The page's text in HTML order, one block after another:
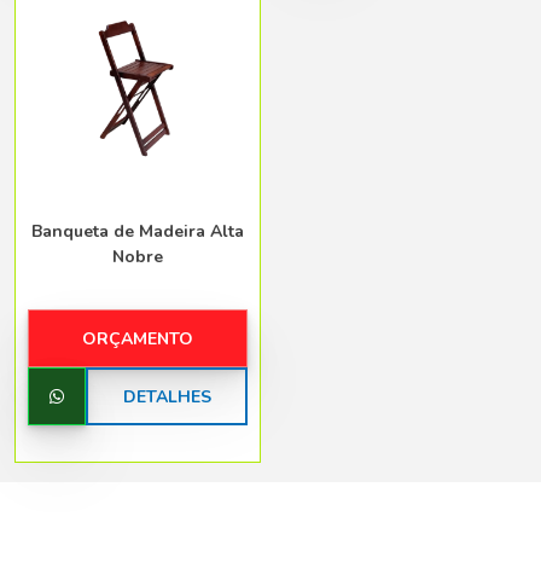
Banqueta de Madeira Alta
Nobre
ORÇAMENTO
DETALHES